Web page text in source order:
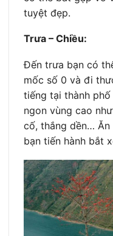
tuyệt đẹp.
Trưa – Chiều:
Đến trưa bạn có
mốc số 0 và đi
tiếng tại thành
ngon vùng cao
cố, thắng dền…
bạn tiến hành bắt